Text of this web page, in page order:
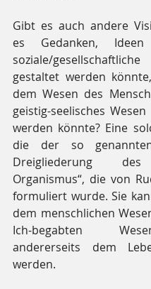
Gibt es auch andere
es Gedanken,
soziale/
gestaltet werden
dem Wesen des
geistig-seelisches
werden könnte? Eine
die der so genannten
Dreigliederung
Organismus“, die von
formuliert wurde. Sie
dem menschlichen
Ich-begabten
andererseits dem
werden.